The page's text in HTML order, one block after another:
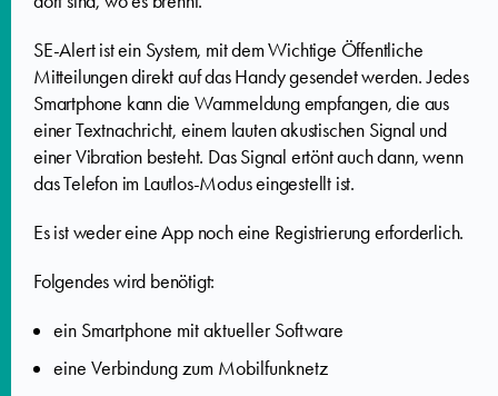
SE-Alert ist ein System, mit dem Wichtige Öffentliche
Mitteilungen direkt auf das Handy gesendet werden. Jedes
Smartphone kann die Warnmeldung empfangen, die aus
einer Textnachricht, einem lauten akustischen Signal und
einer Vibration besteht. Das Signal ertönt auch dann, wenn
das Telefon im Lautlos-Modus eingestellt ist.
Es ist weder eine App noch eine Registrierung erforderlich.
Folgendes wird benötigt:
ein Smartphone mit aktueller Software
eine Verbindung zum Mobilfunknetz